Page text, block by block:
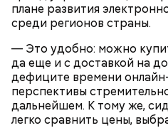
плане развития
среди регионов страны.
— Это удобно: можно
да еще и с доставкой на
дефиците времени
перспективы
дальнейшем. К тому же,
легко сравнить цены,
Специалист добавила, что
ипотеку на ранних
переплату по процентам.
— В некоторых банках есть
автоматического
денежных средств на
некоторую сумму
разом ее повышая. Это
финансовый резерв, —